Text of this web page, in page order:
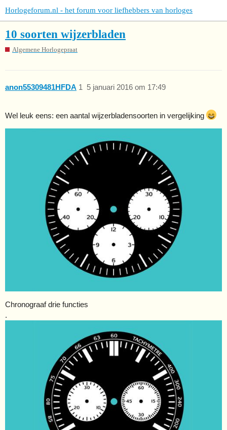
Horlogeforum.nl - het forum voor liefhebbers van horloges
10 soorten wijzerbladen
Algemene Horlogepraat
anon55309481HFDA 5 januari 2016 om 17:49
1
Wel leuk eens: een aantal wijzerbladensoorten in vergelijking
Chronograaf drie functies
.